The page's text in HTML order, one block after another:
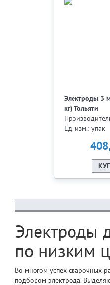
Электроды 3
кг) Тольяти
Ед. изм.: упак
Электроды
по низким
Во многом успех сварочных
подбором электрода.